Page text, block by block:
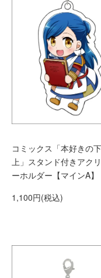
コミックス「本好きの
上」スタンド付きアク
ーホルダー【マインA】
1,100円(税込)